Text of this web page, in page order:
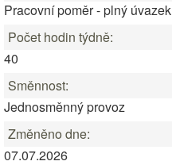
Pracovní poměr - plný úvazek
Počet hodin týdně:
40
Směnnost:
Jednosměnný provoz
Změněno dne:
07.07.2026